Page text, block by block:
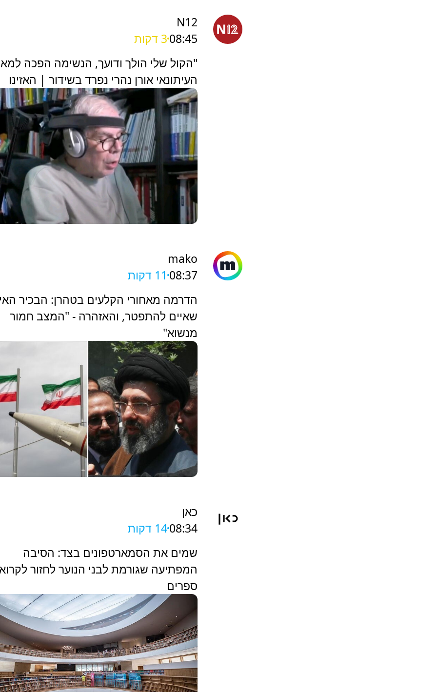
N12
08:453 דקות
"הקול שלי הולך ודועך, הנשימה הפכה
העיתונאי אורן נהרי נפרד בשידור | האזינו
mako
08:37 11 דקות
הדרמה מאחורי הקלעים בטהרן: הבכיר
שאיים להתפטר, והאזהרה - "המצב חמור
מנשוא"
כאן
08:3414 דקות
שמים את הסמארטפונים בצד: הסיבה
המפתיעה שגורמת לבני הנוער לחזור
ספרים